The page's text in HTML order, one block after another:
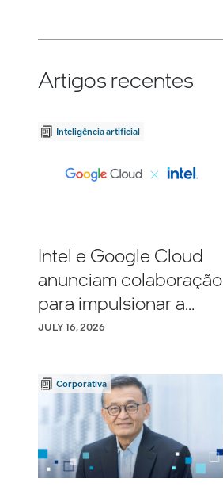
Artigos recentes
Inteligência artificial
Intel e Google Cloud
anunciam colaboração
para impulsionar a
transformação de IA
JULY 16, 2026
Corporativa